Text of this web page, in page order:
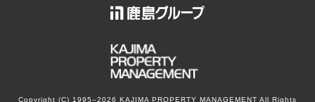
Copyright (C) 1995‒2026 KAJIMA PROPERTY MANAGEMENT All Rights